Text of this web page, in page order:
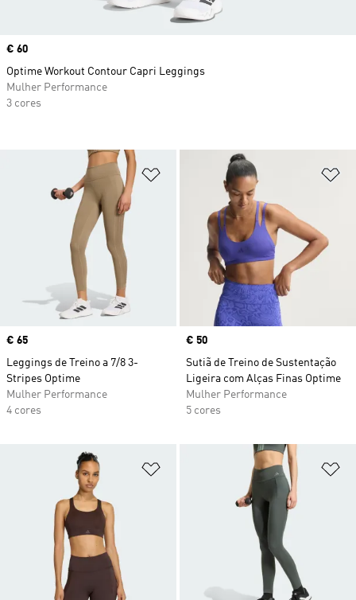
Adicionar à Lista de Desejos
Price
€ 65
Leggings de Treino a 7/8 3-
Stripes Optime
Mulher Performance
4 cores
Price
€ 50
Sutiã de Treino de Sustentação
Ligeira com Alças Finas Optime
Mulher Performance
5 cores
Adicionar à Lista de Desejos
Price
€ 60
Optime Workout Contour Capri Leggings
Mulher Performance
3 cores